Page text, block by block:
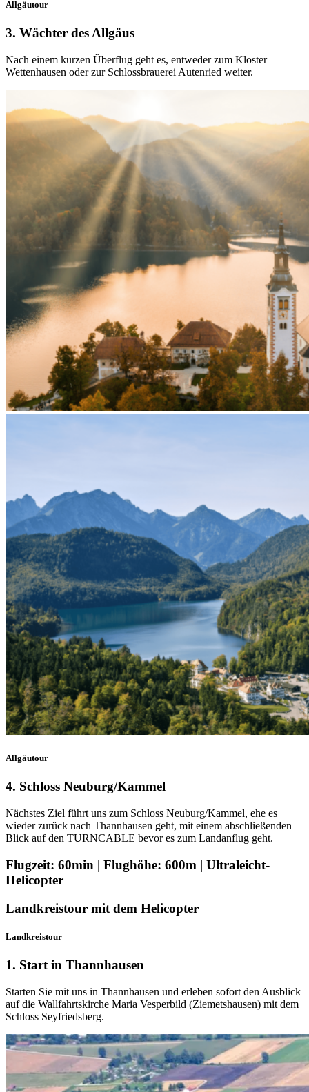
Allgäutour
3. Wächter des Allgäus
Nach einem kurzen Überflug geht es, entweder zum Kloster
Wettenhausen oder zur Schlossbrauerei Autenried weiter.
Allgäutour
4. Schloss Neuburg/Kammel
Nächstes Ziel führt uns zum Schloss Neuburg/Kammel, ehe es
wieder zurück nach Thannhausen geht, mit einem abschließenden
Blick auf den TURNCABLE bevor es zum Landanflug geht.
Flugzeit: 60min | Flughöhe: 600m | Ultraleicht-
Helicopter
Landkreistour mit dem Helicopter
Landkreistour
1. Start in Thannhausen
Starten Sie mit uns in Thannhausen und erleben sofort den Ausblick
auf die Wallfahrtskirche Maria Vesperbild (Ziemetshausen) mit dem
Schloss Seyfriedsberg.